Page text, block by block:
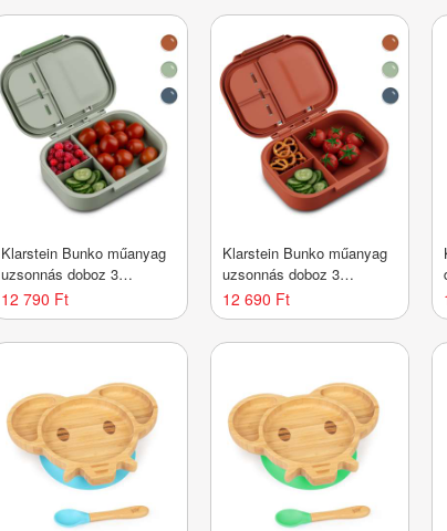
Klarstein Bunko műanyag
uzsonnás doboz 3
rekesszel
12 790 Ft
Klarstein Bunko műanyag
uzsonnás doboz 3
rekesszel
12 690 Ft